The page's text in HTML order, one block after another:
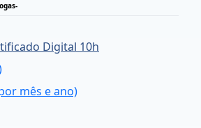
Digital 10h
mês e ano)